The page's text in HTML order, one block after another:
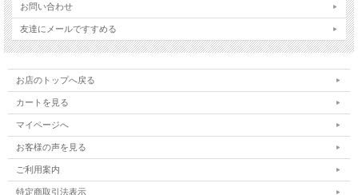
お問い合わせ
友達にメールですすめる
お店のトップへ戻る
カートを見る
マイページへ
お客様の声を見る
ご利用案内
特定商取引法表示